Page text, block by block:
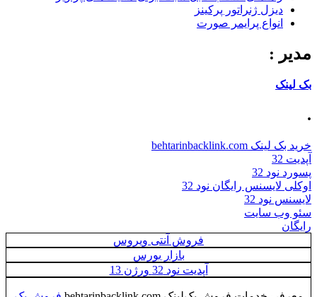
دیزل ژنراتور پرکینز
انواع پرایمر صورت
مدیر :
بک لینک
.
خرید بک لینک behtarinbacklink.com
آپدیت 32
پسورد نود 32
اوکلی لایسنس رایگان نود 32
لایسنس نود 32
سئو وب سایت
رایگان
فروش آنتی ویروس
بازار بورس
آپدیت نود 32 ورژن 13